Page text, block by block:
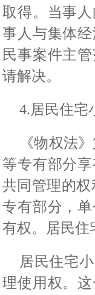
取得。当事
事人与集体
民事案件主
请解决。
4.居民住宅
《物权法
等专有部分
共同管理的
专有部分，
有权。居民住
居民住宅
理使用权。